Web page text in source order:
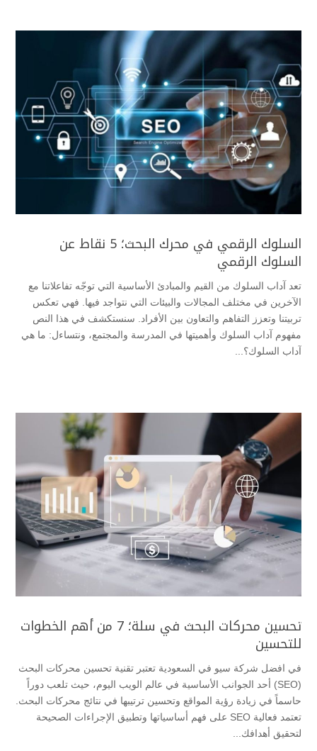
السلوك الرقمي في محرك البحث؛ 5 نقاط عن
السلوك الرقمي
تعد آداب السلوك من القيم والمبادئ الأساسية التي توجّه تفاعلاتنا مع
الآخرين في مختلف المجالات والبيئات التي نتواجد فيها. فهي تعكس
تربيتنا وتعزز التفاهم والتعاون بين الأفراد. سنستكشف في هذا النص
مفهوم آداب السلوك وأهميتها في المدرسة والمجتمع، ونتساءل: ما هي
آداب السلوك؟...
تحسين محركات البحث في سلة؛ 7 من أهم الخطوات
للتحسين
في افضل شركة سيو في السعودية تعتبر تقنية تحسين محركات البحث
(SEO) أحد الجوانب الأساسية في عالم الويب اليوم، حيث تلعب دوراً
حاسماً في زيادة رؤية المواقع وتحسين ترتيبها في نتائج محركات البحث.
تعتمد فعالية SEO على فهم أساسياتها وتطبيق الإجراءات الصحيحة
لتحقيق أهدافك...